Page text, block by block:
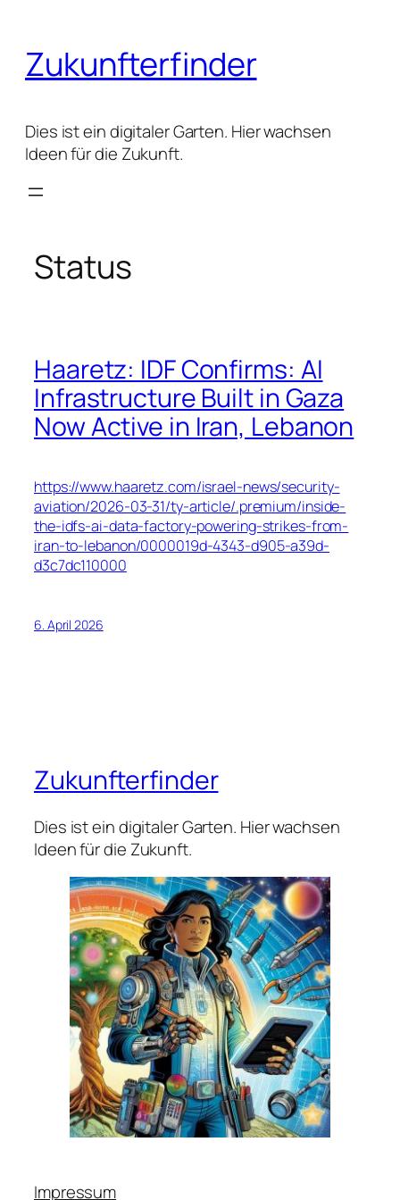
springen
Zukunfterfinder
Dies ist ein digitaler Garten. Hier wachsen
Ideen für die Zukunft.
Status
Haaretz: IDF Confirms: AI
Infrastructure Built in Gaza
Now Active in Iran, Lebanon
https://www.haaretz.com/israel-news/security-
aviation/2026-03-31/ty-article/.premium/inside-
the-idfs-ai-data-factory-powering-strikes-from-
iran-to-lebanon/0000019d-4343-d905-a39d-
d3c7dc110000
6. April 2026
Zukunfterfinder
Dies ist ein digitaler Garten. Hier wachsen
Ideen für die Zukunft.
Impressum